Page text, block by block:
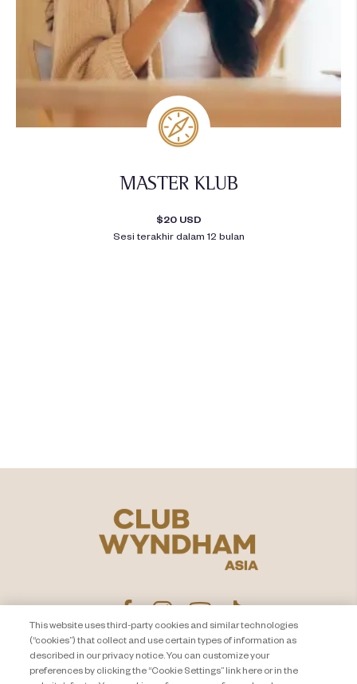
MASTER KLUB
$20 USD
Sesi terakhir dalam 12 bulan
PEMBERITAHUAN PRIVASI
Hubungi Kami
This website uses third-party cookies and similar technologies
(“cookies”) that collect and use certain types of information as
described in our privacy notice. You can customize your
preferences by clicking the “Cookie Settings” link here or in the